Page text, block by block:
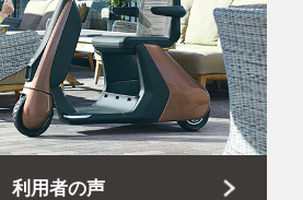
利用者の声